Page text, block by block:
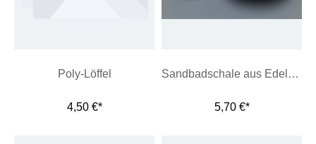
Poly-Löffel
4,50 €*
Sandbadschale aus Edelstahl
5,70 €*